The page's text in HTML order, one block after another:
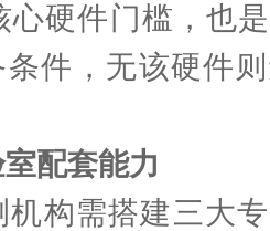
心硬件门槛，也
件，无该硬件
配套能力
机构需搭建三大